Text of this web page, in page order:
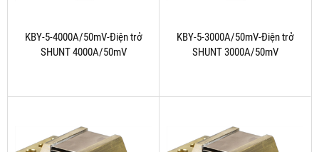
KBY-5-4000A/50mV-Điện trở
SHUNT 4000A/50mV
KBY-5-3000A/50mV-Điện trở
SHUNT 3000A/50mV